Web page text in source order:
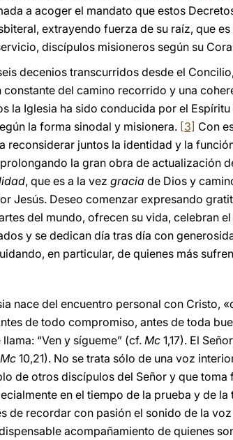
a acoger el mandato que estos
extrayendo fuerza de su raíz, que
discípulos misioneros según su
decenios transcurridos desde el
del camino recorrido y una
la Iglesia ha sido conducida por el
la forma sinodal y misionera. [3] Con
reconsiderar juntos la identidad y la
la gran obra de actualización
, que es a la vez gracia de Dios y
Jesús. Deseo comenzar expresando
del mundo, ofrecen su vida, celebran
y se dedican día tras día con
en particular, de quienes más
nace del encuentro personal con Cristo,
de todo compromiso, antes de toda
“Ven y sígueme” (cf. Mc 1,17). El
Mc 10,21). No se trata sólo de una voz
de otros discípulos del Señor y que
en el tiempo de la prueba y de
de recordar con pasión el sonido de la
acompañamiento de quienes